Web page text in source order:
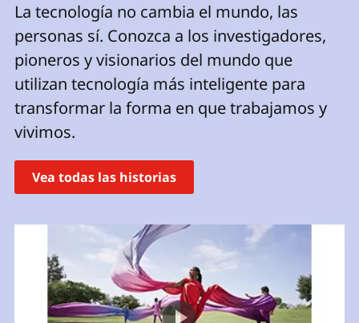
n
c
i
p
a
l
La tecnología no cambia el mundo, las
personas sí. Conozca a los investigadores,
pioneros y visionarios del mundo que
utilizan tecnología más inteligente para
transformar la forma en que trabajamos y
vivimos.
Vea todas las historias